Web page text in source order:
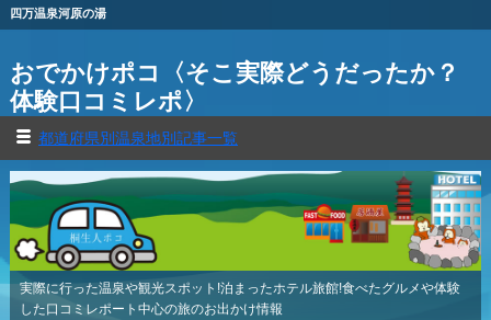
四万温泉河原の湯
おでかけポコ〈そこ実際どうだったか？
体験口コミレポ〉
都道府県別温泉地別記事一覧
実際に行った温泉や観光スポット!泊まったホテル旅館!食べたグルメや体験
した口コミレポート中心の旅のお出かけ情報